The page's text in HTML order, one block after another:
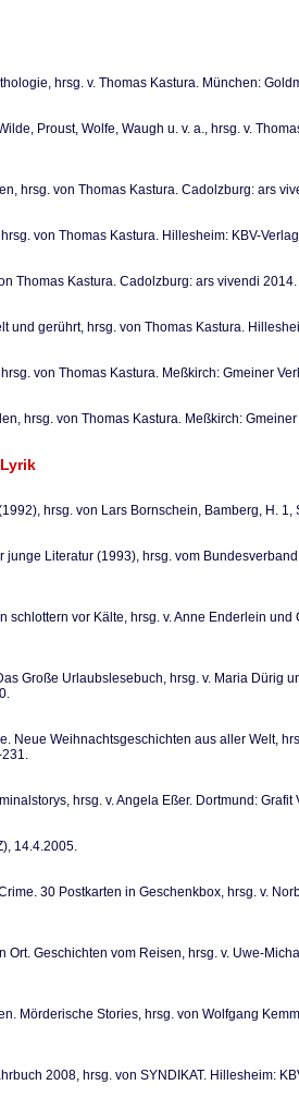
hrsg. v. Thomas Kastura. München:
Proust, Wolfe, Waugh u. v. a., hrsg. v.
hrsg. von Thomas Kastura. Cadolzburg: ars
von Thomas Kastura. Hillesheim: KBV-
Thomas Kastura. Cadolzburg: ars vivendi 2014.
und gerührt, hrsg. von Thomas Kastura.
von Thomas Kastura. Meßkirch: Gmeiner
hrsg. von Thomas Kastura. Meßkirch: Gmeiner
hrsg. von Lars Bornschein, Bamberg, H. 1,
junge Literatur (1993), hrsg. vom
schlottern vor Kälte, hrsg. v. Anne Enderlein
Große Urlaubslesebuch, hrsg. v. Maria Dürig
Neue Weihnachtsgeschichten aus aller Welt,
231.
hrsg. v. Angela Eßer. Dortmund:
14.4.2005.
30 Postkarten in Geschenkbox, hrsg. v.
Ort. Geschichten vom Reisen, hrsg. v. Uwe-
Mörderische Stories, hrsg. von Wolfgang
2008, hrsg. von SYNDIKAT. Hillesheim: